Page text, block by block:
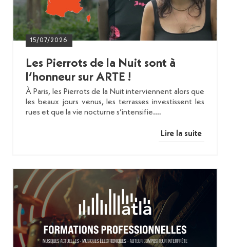
15/07/2026
Les Pierrots de la Nuit sont à
l’honneur sur ARTE !
À Paris, les Pierrots de la Nuit interviennent alors que
les beaux jours venus, les terrasses investissent les
rues et que la vie nocturne s’intensifie.…
Lire la suite